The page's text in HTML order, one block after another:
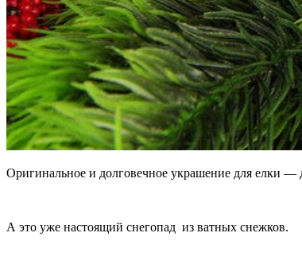
Оригинальное и долговечное украшение для елки
А это уже настоящий снегопад из ватных снежков.